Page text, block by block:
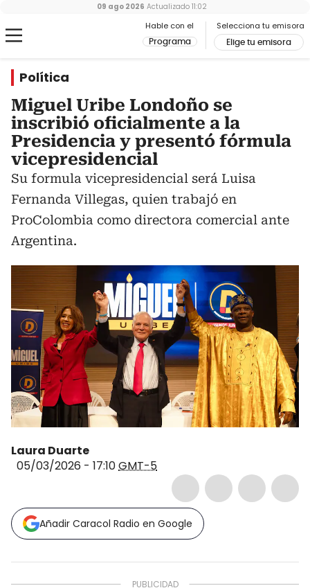
Hable con el
Programa
Selecciona tu emisora
Elige tu emisora
09 ago 2026 Actualizado 11:02
Política
Miguel Uribe Londoño se
inscribió oficialmente a la
Presidencia y presentó fórmula
vicepresidencial
Su formula vicepresidencial será Luisa
Fernanda Villegas, quien trabajó en
ProColombia como directora comercial ante
Argentina.
Laura Duarte
05/03/2026 - 17:10GMT-5
Añadir Caracol Radio en Google